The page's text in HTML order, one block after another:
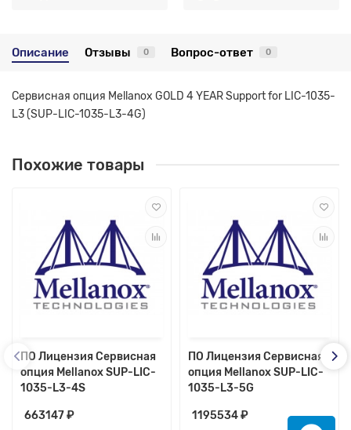
Описание Отзывы 0 Вопрос-ответ 0
Сервисная опция Mellanox GOLD 4 YEAR Support for LIC-1035-
L3 (SUP-LIC-1035-L3-4G)
Похожие товары
ПО Лицензия Сервисная
опция Mellanox SUP-LIC-
1035-L3-4S
663147 ₽
ПО Лицензия Сервисная
опция Mellanox SUP-LIC-
1035-L3-5G
1195534 ₽